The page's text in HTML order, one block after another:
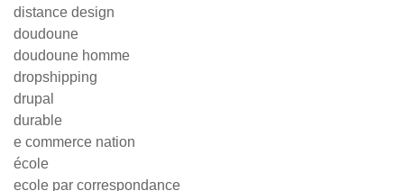
distance design
doudoune
doudoune homme
dropshipping
drupal
durable
e commerce nation
école
ecole par correspondance